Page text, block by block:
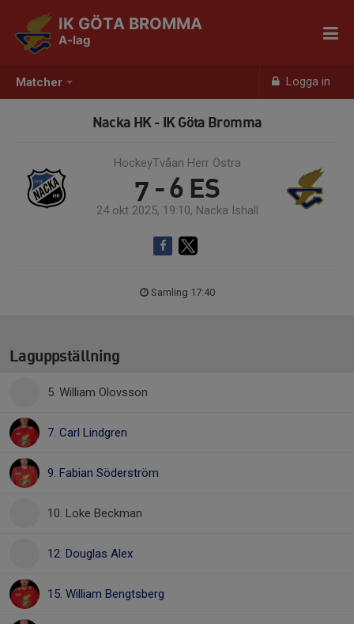
Matcher Logga in
IK GÖTA BROMMA
A-lag
Nacka HK - IK Göta Bromma
HockeyTvåan Herr Östra
7 - 6 ES
24 okt 2025, 19:10, Nacka Ishall
Samling 17:40
Laguppställning
5. William Olovsson
7. Carl Lindgren
9. Fabian Söderström
10. Loke Beckman
12. Douglas Alex
15. William Bengtsberg